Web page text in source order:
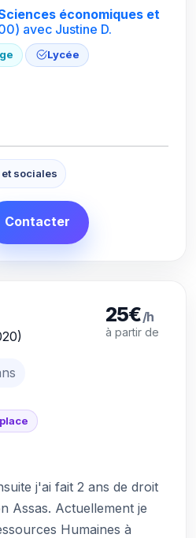
économiques et
avec Justine D.
Lycée
sociales
Contacter
25€/h
à partir de
j'ai fait 2 ans de droit
Assas. Actuellement je
Humaines à